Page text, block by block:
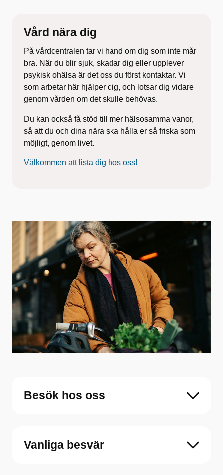
tidsbokning.
Vård nära dig
På vårdcentralen tar vi hand om dig som inte mår
bra. När du blir sjuk, skadar dig eller upplever
psykisk ohälsa är det oss du först kontaktar. Vi
som arbetar här hjälper dig, och lotsar dig vidare
genom vården om detskulle behövas.
Du kan också få stöd till mer hälsosamma vanor,
så att du och dina nära ska hålla er så friska som
möjligt, genom livet.
Välkommen att lista dig hos oss!
Besök hos oss
Vanliga besvär